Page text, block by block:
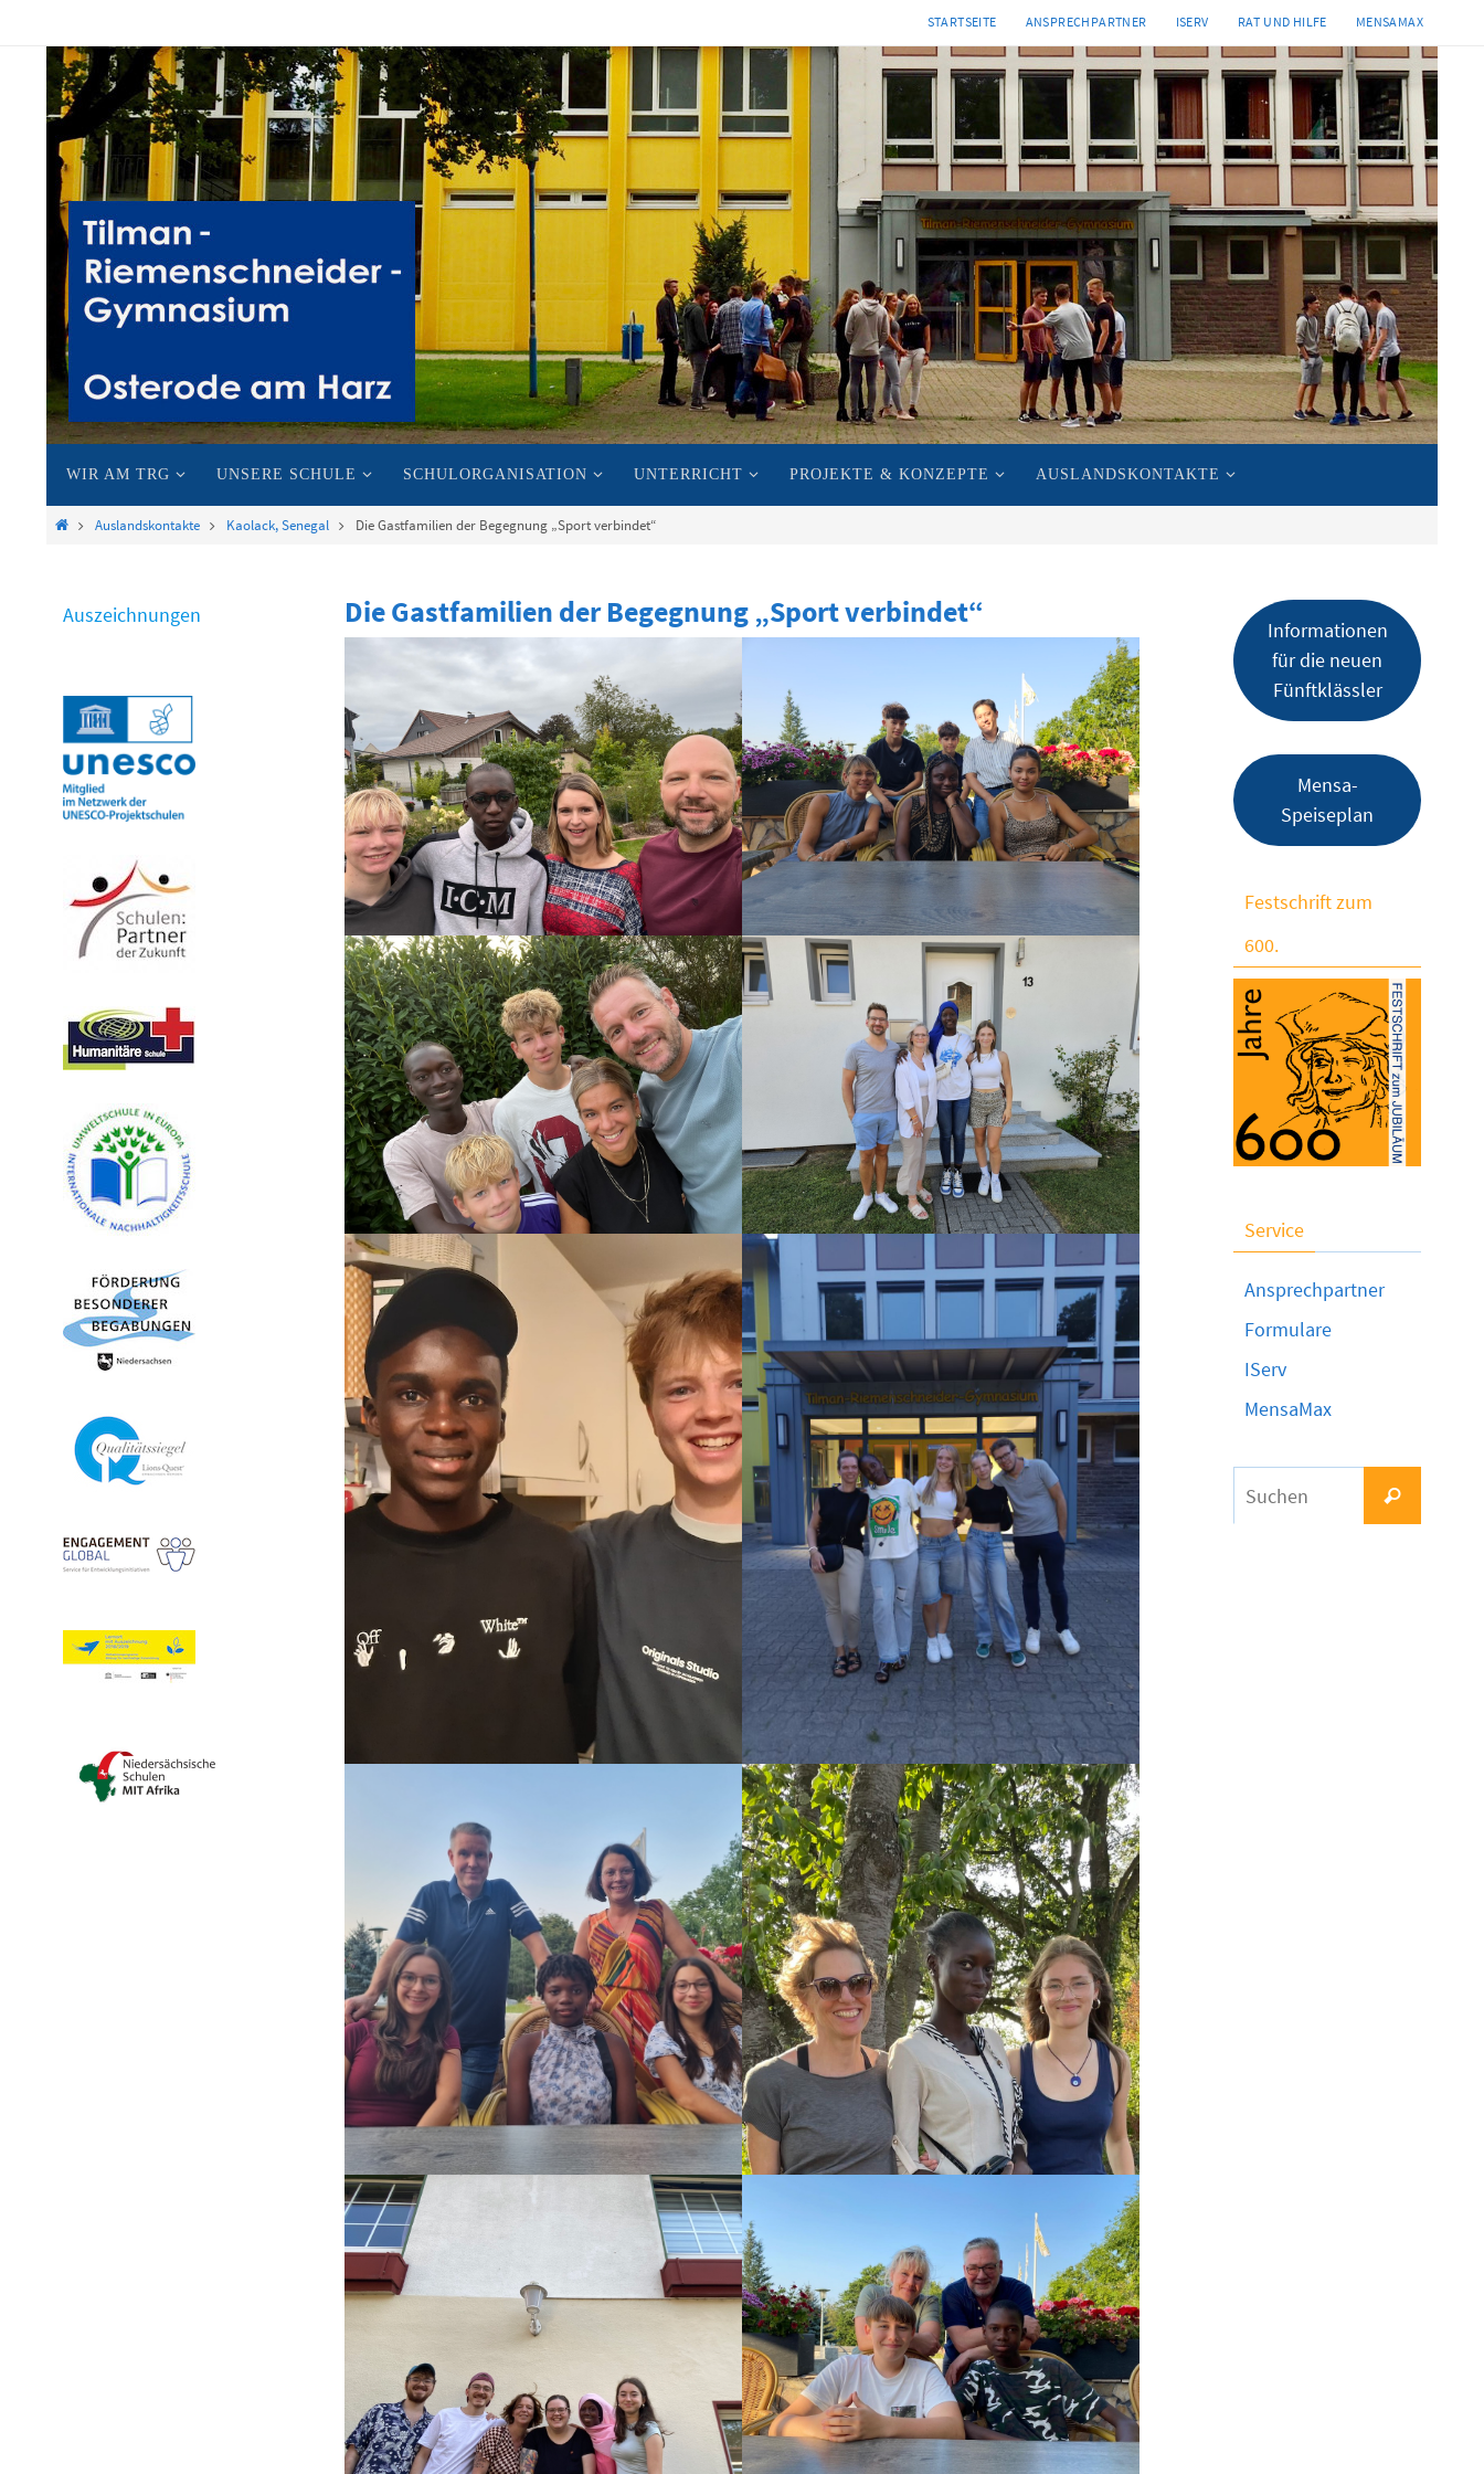
springen
STARTSEITE ANSPRECHPARTNER ISERV RAT UND HILFE MENSAMAX
Inhalt
WIR AM TRG UNSERE SCHULE SCHULORGANISATION UNTERRICHT PROJEKTE & KONZEPTE AUSLANDSKONTAKTE
StartAuslandskontakte Kaolack, Senegal Die Gastfamilien der Begegnung „Sport verbindet“
Die Gastfamilien der Begegnung „Sport verbindet“
Auszeichnungen
Informationen
für die neuen
Fünftklässler
Mensa-
Speiseplan
Festschrift zum
600.
Service
Ansprechpartner
Formulare
IServ
MensaMax
Suchen